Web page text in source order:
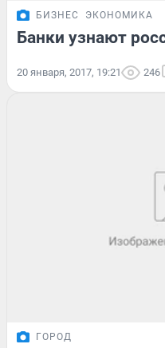
БИЗНЕС ЭКОНОМИКА
Банки узнают
20 января, 2017, 19:21 246
ГОРОД